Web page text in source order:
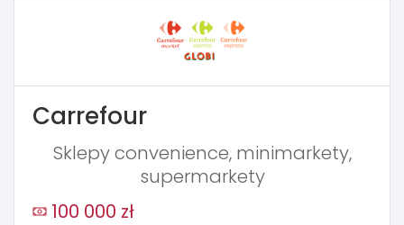
Carrefour
Sklepy convenience, minimarkety,
supermarkety
100 000 zł